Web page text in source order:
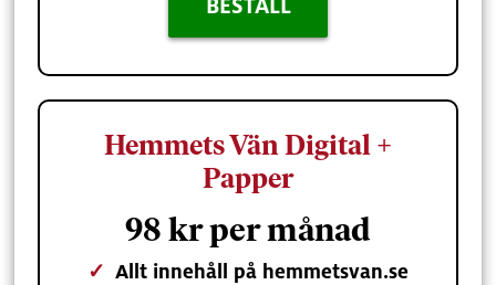
BESTÄLL
Hemmets Vän Digital +
Papper
98 kr per månad
✓ Allt innehåll på hemmetsvan.se